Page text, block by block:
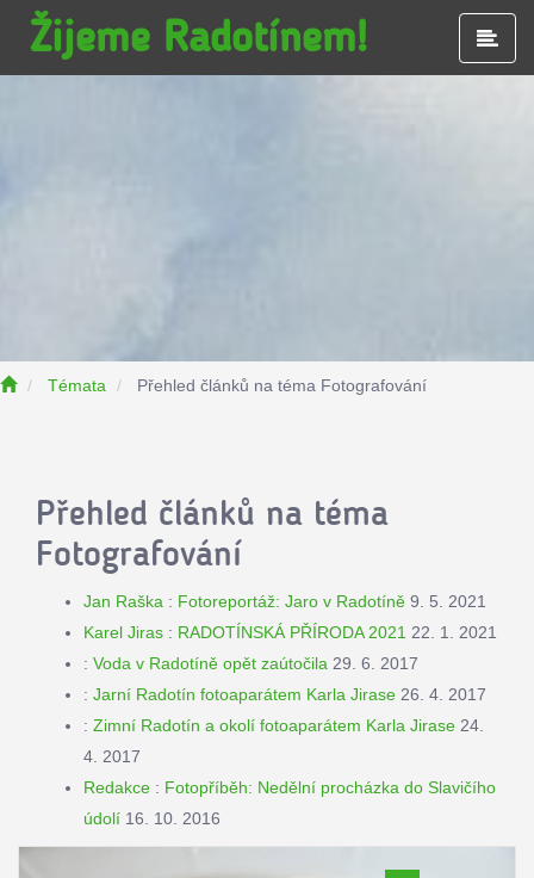
Žijeme Radotínem!
Témata Přehled článků na téma Fotografování
Přehled článků na téma
Fotografování
Jan Raška : Fotoreportáž: Jaro v Radotíně 9. 5. 2021
Karel Jiras : RADOTÍNSKÁ PŘÍRODA 2021 22. 1. 2021
: Voda v Radotíně opět zaútočila 29. 6. 2017
: Jarní Radotín fotoaparátem Karla Jirase 26. 4. 2017
: Zimní Radotín a okolí fotoaparátem Karla Jirase 24.
4. 2017
Redakce : Fotopříběh: Nedělní procházka do Slavičího
údolí 16. 10. 2016